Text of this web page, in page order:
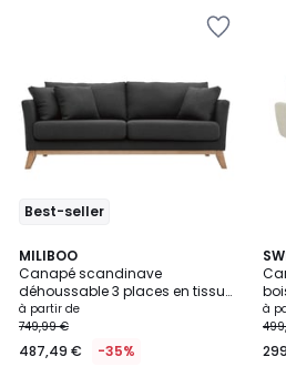
Best-seller
MILIBOO
Canapé scandinave
déhoussable 3 places en tissu
velours côtelé beige et bois clair
OSLO
Prix
à
partir
à partir de
749,99 €
487,49 € -35%
4
/
5
10
Couleurs
à
4
/
5
2